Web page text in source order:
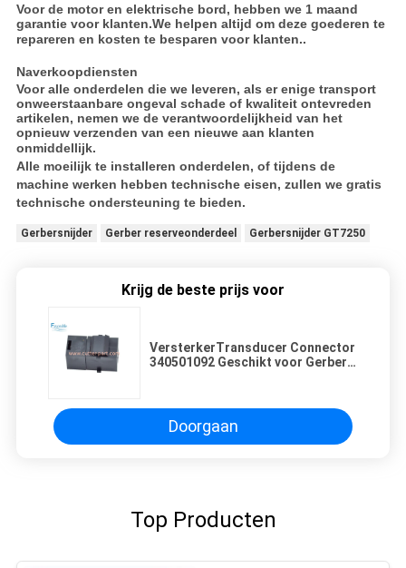
Voor de motor en elektrische bord, hebben we 1 maand
garantie voor klanten.We helpen altijd om deze goederen te
repareren en kosten te besparen voor klanten..
Naverkoopdiensten
Voor alle onderdelen die we leveren, als er enige transport
onweerstaanbare ongeval schade of kwaliteit ontevreden
artikelen, nemen we de verantwoordelijkheid van het
opnieuw verzenden van een nieuwe aan klanten
onmiddellijk.
Alle moeilijk te installeren onderdelen, of tijdens de
machine werken hebben technische eisen, zullen we gratis
technische ondersteuning te bieden.
Gerbersnijder Gerber reserveonderdeel Gerbersnijder GT7250
Krijg de beste prijs voor
VersterkerTransducer Connector
340501092 Geschikt voor Gerber
Doorgaan
Top Producten